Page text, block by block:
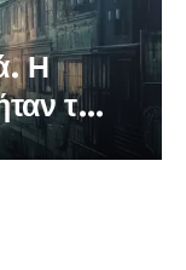
Η
το